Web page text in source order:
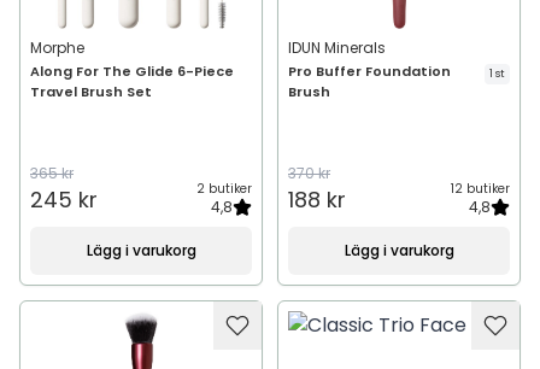
Morphe
Along For The Glide 6-Piece
Travel Brush Set
365 kr
245 kr 2 butiker
4,8
Lägg i varukorg
IDUN Minerals
Pro Buffer Foundation
Brush
1 st
370 kr
188 kr 12 butiker
4,8
Lägg i varukorg